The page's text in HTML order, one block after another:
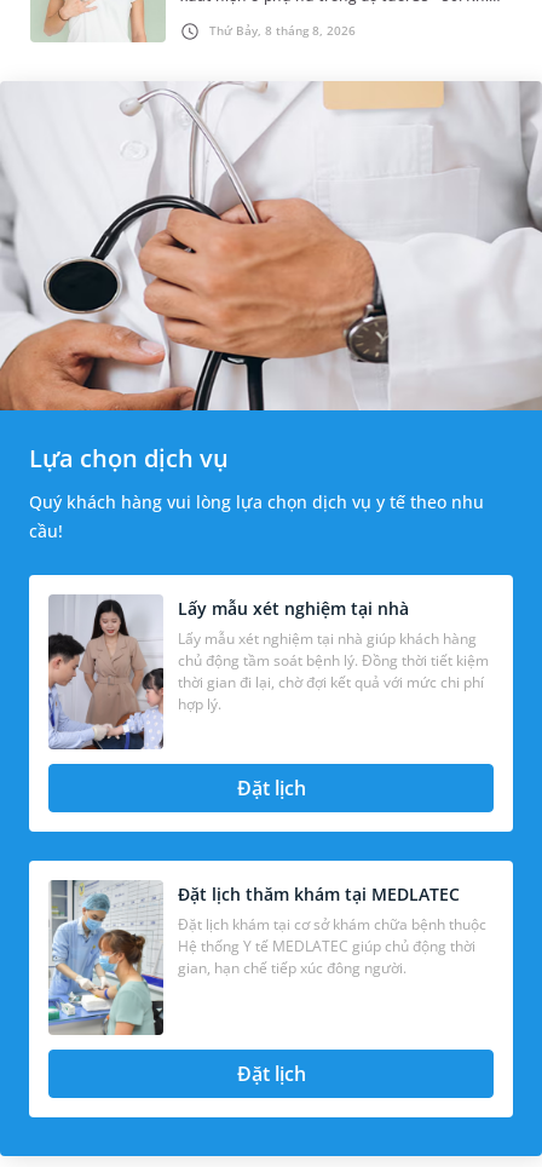
Thứ Bảy, 8 tháng 8, 2026
được chẩn đoán mắc bệnh, nhiều người
thường băn khoăn u nang tuyến v...
Lựa chọn dịch vụ
Quý khách hàng vui lòng lựa chọn dịch vụ y tế theo nhu
cầu!
Lấy mẫu xét nghiệm tại nhà
Lấy mẫu xét nghiệm tại nhà giúp khách hàng
chủ động tầm soát bệnh lý. Đồng thời tiết kiệm
thời gian đi lại, chờ đợi kết quả với mức chi phí
hợp lý.
Đặt lịch
Đặt lịch thăm khám tại MEDLATEC
Đặt lịch khám tại cơ sở khám chữa bệnh thuộc
Hệ thống Y tế MEDLATEC giúp chủ động thời
gian, hạn chế tiếp xúc đông người.
Đặt lịch